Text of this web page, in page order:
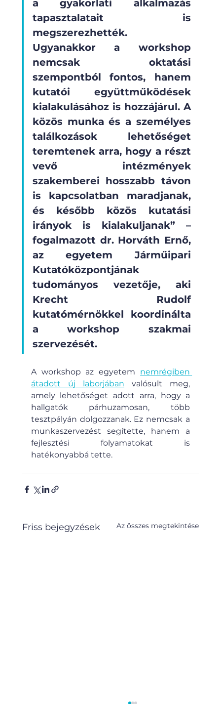
a gyakorlati alkalmazás
tapasztalatait is
megszerezhették.
Ugyanakkor a workshop
nemcsak oktatási
szempontból fontos, hanem
kutatói együttműködések
kialakulásához is hozzájárul. A
közös munka és a személyes
találkozások lehetőséget
teremtenek arra, hogy a részt
vevő intézmények
szakemberei hosszabb távon
is kapcsolatban maradjanak,
és később közös kutatási
irányok is kialakuljanak” –
fogalmazott dr. Horváth Ernő,
az egyetem Járműipari
Kutatóközpontjának
tudományos vezetője, aki
Krecht Rudolf
kutatómérnökkel koordinálta
a workshop szakmai
szervezését.
A workshop az egyetem nemrégiben
átadott új laborjában valósult meg,
amely lehetőséget adott arra, hogy a
hallgatók párhuzamosan, több
tesztpályán dolgozzanak. Ez nemcsak a
munkaszervezést segítette, hanem a
fejlesztési folyamatokat is
hatékonyabbá tette.
Friss bejegyzések Az összes megtekintése